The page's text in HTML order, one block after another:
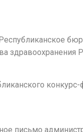
здравоохранения
письмо